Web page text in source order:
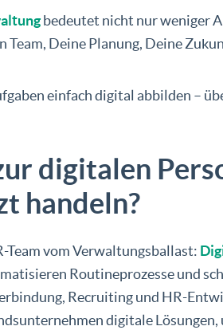
bedeutet nicht nur weniger
Team, Deine Planung, Deine
einfach digital abbilden –
digitalen
handeln?
Team vom Verwaltungsballast:
Routineprozesse und
Recruiting und HR-
digitale Lösungen,